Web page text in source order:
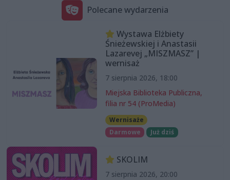
Polecane wydarzenia
Wystawa Elżbiety
Śnieżewskiej i Anastasii
Lazarevej „MISZMASZ” |
wernisaż
7 sierpnia 2026, 18:00
Miejska Biblioteka Publiczna,
filia nr 54 (ProMedia)
Wernisaże
Darmowe
Już dziś
SKOLIM
7 sierpnia 2026, 20:00